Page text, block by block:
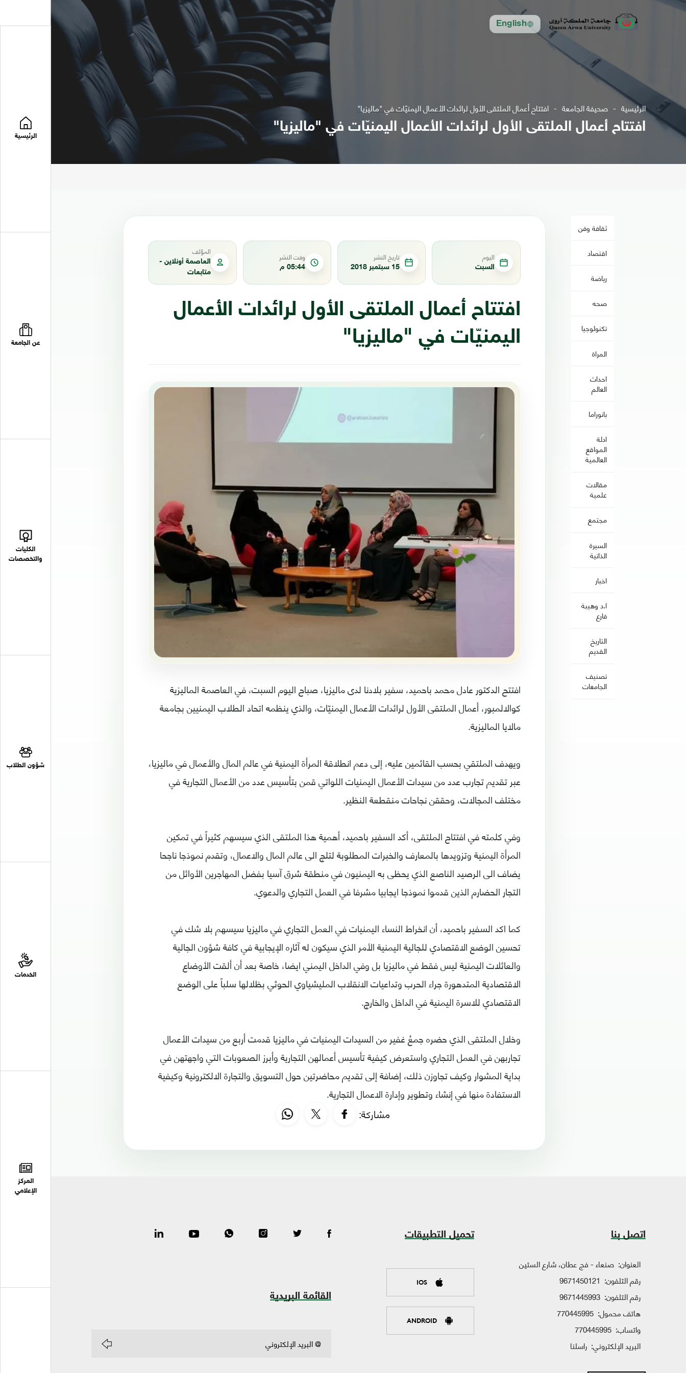
English
الرئيسية
عن الجامعة
الكليات
والتخصصات
شؤون الطلاب
الخدمات
المركز
الإعلامي
الرئيسية صحيفة الجامعة افتتاح أعمال الملتقى الأول لرائدات الأعمال اليمنيّات في "ماليزيا"
افتتاح أعمال الملتقى الأول لرائدات الأعمال اليمنيّات في "ماليزيا"
ثقافة وفن
اقتصاد
رياضة
صحه
تكنولوجيا
المراة
احداث
العالم
بانوراما
ادلة
المواقع
العالمية
مقالات
علمية
مجتمع
السيرة
الذاتية
اخبار
ا.د وهيبة
فارع
التاريخ
القديم
تصنيف
الجامعات
اليوم
السبت
تاريخ النشر
15 سبتمبر 2018
وقت النشر
05:44 م
المؤلف
العاصمة أونلاين -
متابعات
افتتاح أعمال الملتقى الأول لرائدات الأعمال
اليمنيّات في "ماليزيا"
افتتح الدكتور عادل محمد باحميد، سفير بلادنا لدى ماليزيا، صباح اليوم السبت، في العاصمة الماليزية
كوالالمبور، أعمال الملتقى الأول لرائدات الأعمال اليمنيّات، والذي ينظمه اتحاد الطلاب اليمنيين بجامعة
مالايا الماليزية.
ويهدف الملتقي بحسب القائمين عليه، إلى دعم انطلاقة المرأة اليمنية في عالم المال والأعمال في ماليزيا،
عبر تقديم تجارب عدد من سيدات الأعمال اليمنيات اللواتي قمن بتأسيس عدد من الأعمال التجارية في
مختلف المجالات، وحققن نجاحات منقطعة النظير.
وفي كلمته في افتتاح الملتقى، أكد السفير باحميد، أهمية هذا الملتقى الذي سيسهم كثيراً في تمكين
المرأة اليمنية وتزويدها بالمعارف والخبرات المطلوبة لتلج الى عالم المال والاعمال، وتقدم نموذجا ناجحا
يضاف الى الرصيد الناصع الذي يحظى به اليمنيون في منطقة شرق آسيا بفضل المهاجرين الأوائل من
التجار الحضارم الذين قدموا نموذجا ايجابيا مشرفا في العمل التجاري والدعوي.
كما اكد السفير باحميد، أن انخراط النساء اليمنيات في العمل التجاري في ماليزيا سيسهم بلا شك في
تحسين الوضع الاقتصادي للجالية اليمنية الأمر الذي سيكون له آثاره الإيجابية في كافة شؤون الجالية
والعائلات اليمنية ليس فقط في ماليزيا بل وفي الداخل اليمني ايضا، خاصة بعد أن ألقت الأوضاع
الاقتصادية المتدهورة جراء الحرب وتداعيات الانقلاب المليشياوي الحوثي بظلالها سلباً على الوضع
الاقتصادي للاسرة اليمنية في الداخل والخارج.
وخلال الملتقى الذي حضره جمعُ غفير من السيدات اليمنيات في ماليزيا قدمت أربع من سيدات الأعمال
تجاربهن في العمل التجاري واستعرض كيفية تأسيس أعمالهن التجارية وأبرز الصعوبات التي واجهتهن في
بداية المشوار وكيف تجاوزن ذلك، إضافة إلى تقديم محاضرتين حول التسويق والتجارة الالكترونية وكيفية
الاستفادة منها في إنشاء وتطوير وإدارة الاعمال التجارية.
مشاركة:
اتصل بنا
العنوان: صنعاء - فج عطان، شارع الستين
رقم التلفون: 9671450121
رقم التلفون: 9671445993
هاتف محمول: 770445995
واتساب: 770445995
البريد الإلكتروني: راسلنا
تحميل التطبيقات
IOS
ANDROID
القائمة البريدية